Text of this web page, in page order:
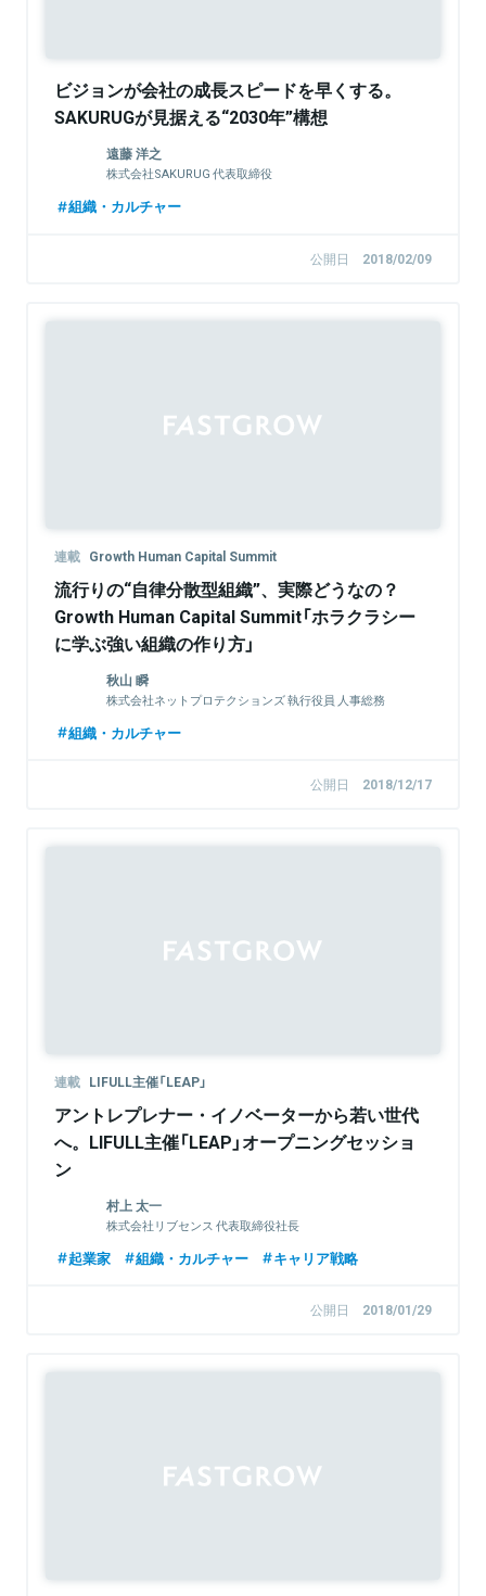
ビジョンが会社の成長スピードを早くする。
SAKURUGが見据える“2030年”構想
遠藤 洋之
株式会社SAKURUG 代表取締役
組織・カルチャー
公開日 2018/02/09
連載 Growth Human Capital Summit
流行りの“自律分散型組織”、実際どうなの？
Growth Human Capital Summit「ホラクラシー
に学ぶ強い組織の作り方」
秋山 瞬
株式会社ネットプロテクションズ 執行役員 人事総務
組織・カルチャー
公開日 2018/12/17
連載 LIFULL主催「LEAP」
アントレプレナー・イノベーターから若い世代
へ。LIFULL主催「LEAP」オープニングセッショ
ン
村上 太一
株式会社リブセンス 代表取締役社長
起業家 組織・カルチャー キャリア戦略
公開日 2018/01/29